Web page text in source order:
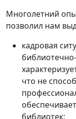
Многолетний
позволил нам
кадровая
что не
библиотек;